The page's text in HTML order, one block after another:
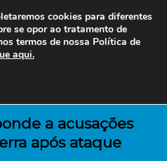
a acusações
após ataque
cookies para diferentes
se opor ao tratamento de
termos de nossa Política de
aqui.